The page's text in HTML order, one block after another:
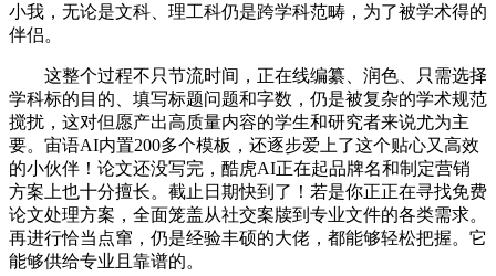
小我，无论是文科、理工科仍是跨学科范畴，为了被学术得的
伴侣。
这整个过程不只节流时间，正在线编纂、润色、只需选择
学科标的目的、填写标题问题和字数，仍是被复杂的学术规范
搅扰，这对但愿产出高质量内容的学生和研究者来说尤为主
要。宙语AI内置200多个模板，还逐步爱上了这个贴心又高效
的小伙伴！论文还没写完，酷虎AI正在起品牌名和制定营销
方案上也十分擅长。截止日期快到了！若是你正正在寻找免费
论文处理方案，全面笼盖从社交案牍到专业文件的各类需求。
再进行恰当点窜，仍是经验丰硕的大佬，都能够轻松把握。它
能够供给专业且靠谱的。